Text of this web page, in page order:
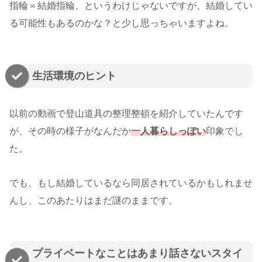
指輪＝結婚指輪、というわけじゃないですが、結婚してい
る可能性もあるのかな？と少し思っちゃいますよね。
生活環境のヒント
以前の動画で登山道具の整理整頓を紹介していたんです
が、その時の様子がなんだか一人暮らしっぽい印象でし
た。
でも、もし結婚しているなら同居されているかもしれませ
んし、このあたりはまだ謎のままです。
プライベートなことはあまり話さないスタイ